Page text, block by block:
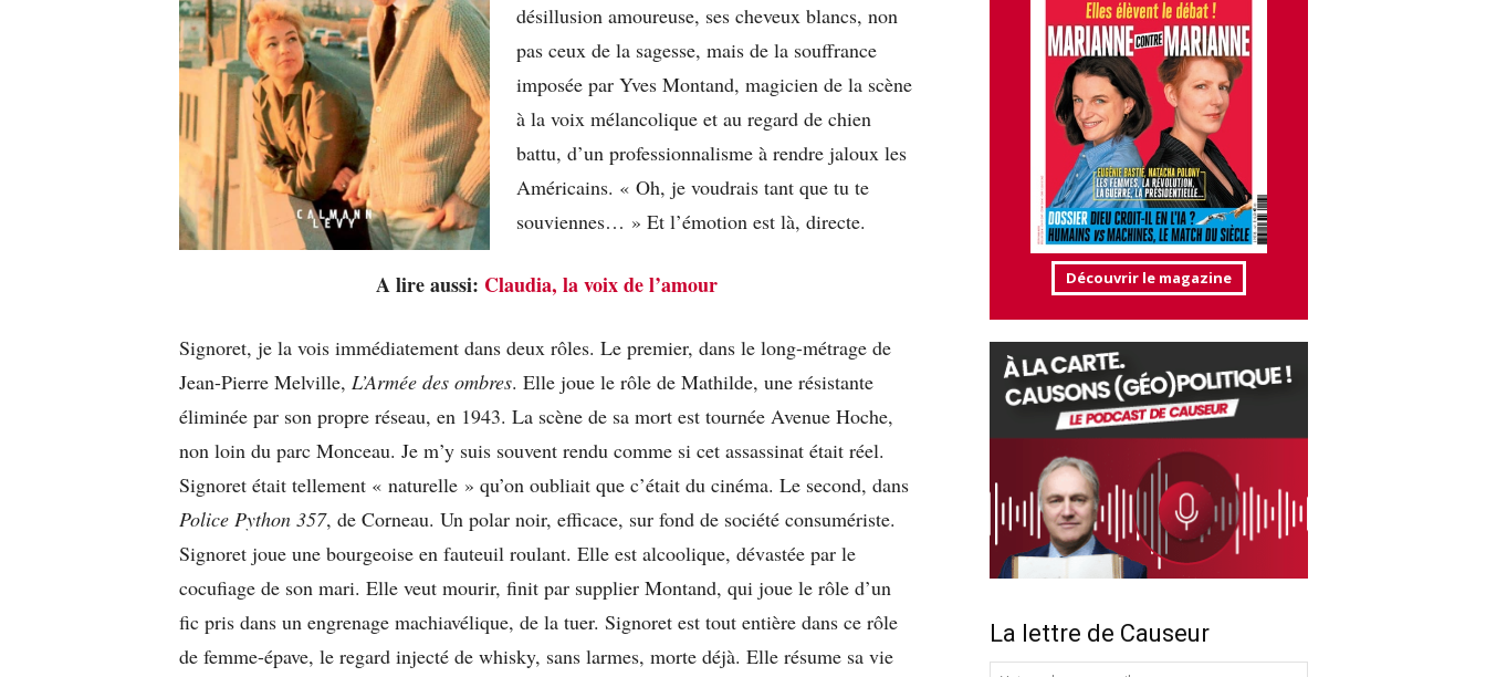
désillusion amoureuse, ses cheveux blancs, non
pas ceux de la sagesse, mais de la souffrance
imposée par Yves Montand, magicien de la scène
à la voix mélancolique et au regard de chien
battu, d’un professionnalisme à rendre jaloux les
Américains. « Oh, je voudrais tant que tu te
souviennes… » Et l’émotion est là, directe.
A lire aussi: Claudia, la voix de l’amour
Signoret, je la vois immédiatement dans deux rôles. Le premier, dans le long-métrage de
Jean-Pierre Melville, L’Armée des ombres. Elle joue le rôle de Mathilde, une résistante
éliminée par son propre réseau, en 1943. La scène de sa mort est tournée Avenue Hoche,
non loin du parc Monceau. Je m’y suis souvent rendu comme si cet assassinat était réel.
Signoret était tellement « naturelle » qu’on oubliait que c’était du cinéma. Le second, dans
Police Python 357, de Corneau. Un polar noir, efficace, sur fond de société consumériste.
Signoret joue une bourgeoise en fauteuil roulant. Elle est alcoolique, dévastée par le
cocufiage de son mari. Elle veut mourir, finit par supplier Montand, qui joue le rôle d’un
fic pris dans un engrenage machiavélique, de la tuer. Signoret est tout entière dans ce rôle
de femme-épave, le regard injecté de whisky, sans larmes, morte déjà. Elle résume sa vie
Découvrir le magazine
La lettre de Causeur